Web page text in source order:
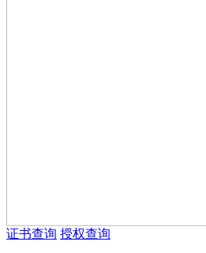
证书查询 授权查询